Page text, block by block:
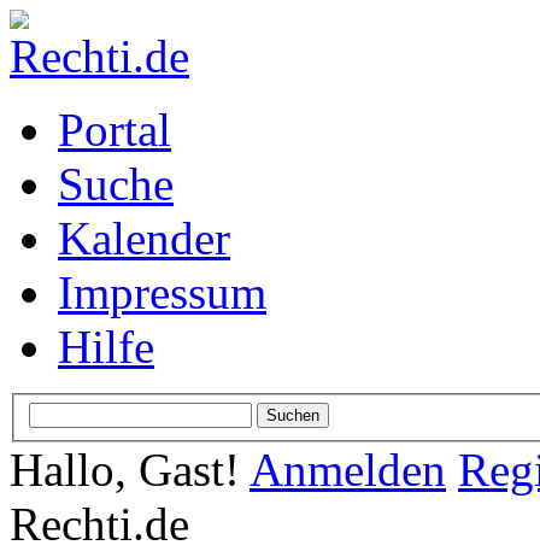
Portal
Suche
Kalender
Impressum
Hilfe
Hallo, Gast! Anmelden
Rechti.de